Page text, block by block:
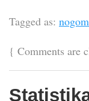
Tagged as:
{ Comments are